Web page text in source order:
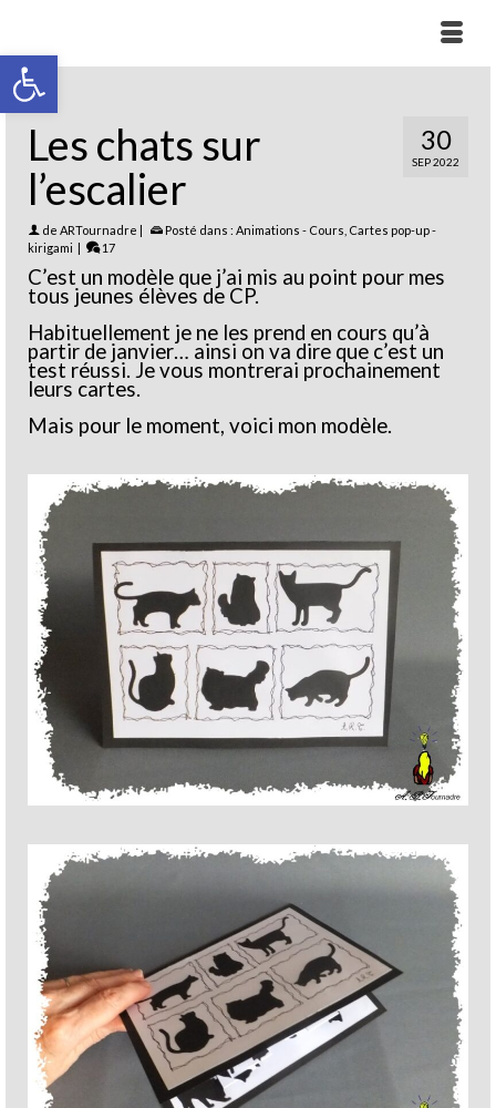
Ouvrir la barre d’outils
30
SEP 2022
Les chats sur
l’escalier
de ARTournadre | Posté dans : Animations - Cours Cartes pop-up -
kirigami | 17
C’est un modèle que j’ai mis au point pour mes
tous jeunes élèves de CP.
Habituellement je ne les prend en cours qu’à
partir de janvier… ainsi on va dire que c’est un
test réussi. Je vous montrerai prochainement
leurs cartes.
Mais pour le moment, voici mon modèle.